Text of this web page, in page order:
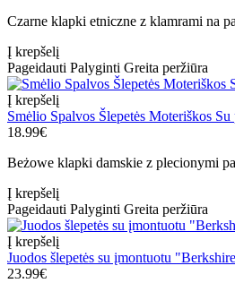
Czarne klapki etniczne z klamrami na
Į krepšelį
Pageidauti Palyginti Greita peržiūra
Į krepšelį
Smėlio Spalvos Šlepetės Moteriškos
18.99€
Beżowe klapki damskie z plecionymi
Į krepšelį
Pageidauti Palyginti Greita peržiūra
Į krepšelį
Juodos šlepetės su įmontuotu
23.99€